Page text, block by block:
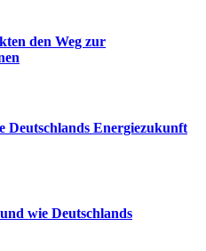
den Weg zur
Deutschlands Energiezukunft
wie Deutschlands